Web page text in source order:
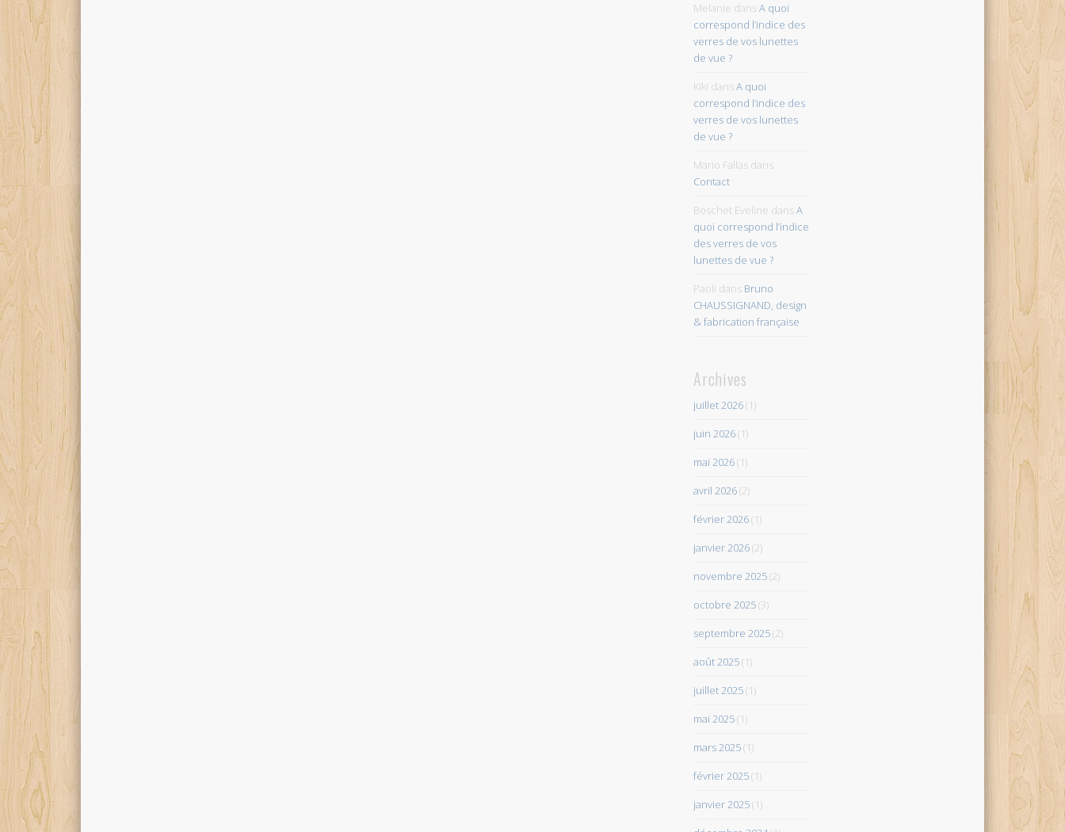
Melanie dansA quoi
correspond l’indice des
verres de vos lunettes
de vue ?
Kiki dansA quoi
correspond l’indice des
verres de vos lunettes
de vue ?
Mario Fallasdans
Contact
Boschet Eveline dansA
quoi correspond l’indice
des verres de vos
lunettes de vue ?
Paoli dans Bruno
CHAUSSIGNAND, design
& fabrication française
Archives
juillet 2026(1)
juin 2026(1)
mai 2026(1)
avril 2026(2)
février 2026(1)
janvier 2026(2)
novembre 2025(2)
octobre 2025(3)
septembre 2025(2)
août 2025(1)
juillet 2025(1)
mai 2025(1)
mars 2025(1)
février 2025(1)
janvier 2025(1)